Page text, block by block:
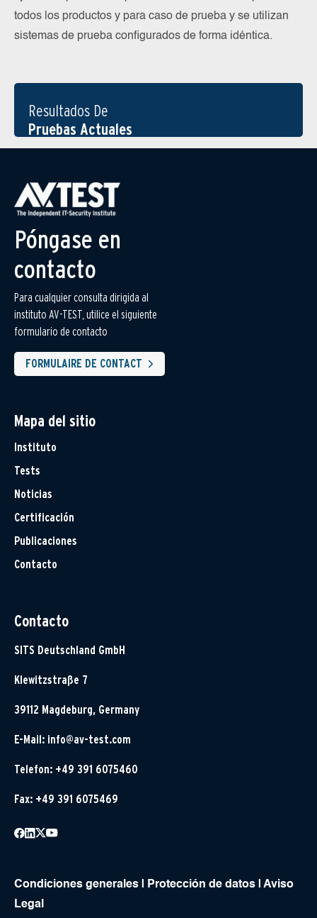
todos los productos y para caso de prueba y se utilizan
sistemas de prueba configurados de forma idéntica.
Resultados De
Pruebas Actuales
Póngase en
contacto
Para cualquier consulta dirigida al
instituto AV-TEST, utilice el siguiente
formulario de contacto
FORMULAIRE DE CONTACT
Mapa del sitio
Instituto
Tests
Noticias
Certificación
Publicaciones
Contacto
Contacto
SITS Deutschland GmbH
Klewitzstraße 7
39112 Magdeburg, Germany
E-Mail: info@av-test.com
Telefon: +49 391 6075460
Fax: +49 391 6075469
Condiciones generales Protección de datos
Aviso
Legal